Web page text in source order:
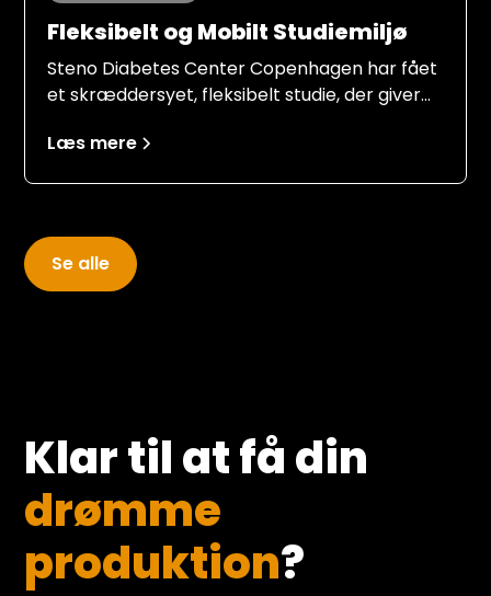
Fleksibelt og Mobilt Studiemiljø
Steno Diabetes Center Copenhagen har fået
et skræddersyet, fleksibelt studie, der giver
professionelt indhold
Læs mere
Se alle
Klar til at få din
drømme
produktion?